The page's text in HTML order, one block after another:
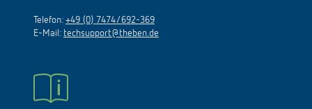
Telefon: +49 (0) 7474/692-369
E-Mail: techsupport@theben.de